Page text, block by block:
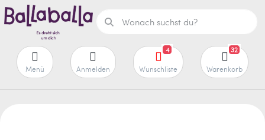
Menü Anmelden
4
Wunschliste
32
Warenkorb